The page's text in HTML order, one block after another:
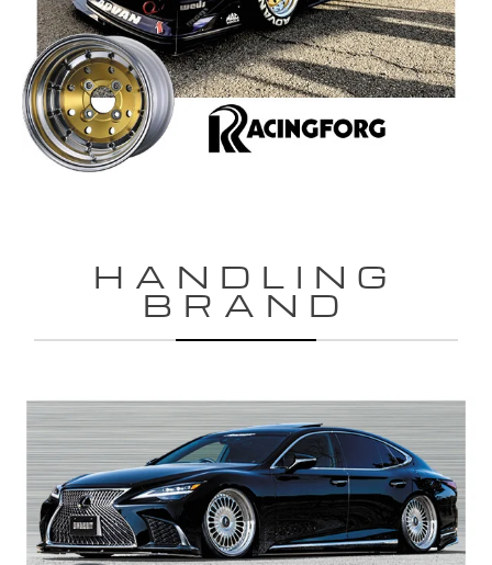
HANDLING
BRAND